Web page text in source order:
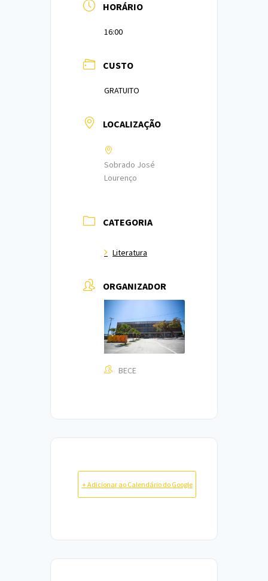
HORÁRIO
16:00
CUSTO
GRATUITO
LOCALIZAÇÃO
Sobrado José
Lourenço
CATEGORIA
Literatura
ORGANIZADOR
BECE
+ Adicionar ao Calendário do Google